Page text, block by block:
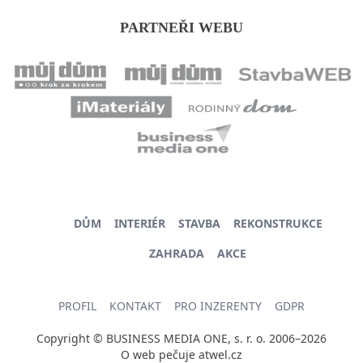
PARTNEŘI WEBU
DŮM INTERIÉR STAVBA
REKONSTRUKCE
ZAHRADA
AKCE
PROFIL KONTAKT PRO INZERENTY GDPR
Copyright © BUSINESS MEDIA ONE, s. r. o. 2006–2026